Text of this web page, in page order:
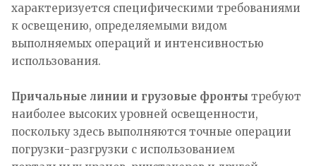
характеризуется специфическими требованиями
к освещению, определяемыми видом
выполняемых операций и интенсивностью
использования.
Причальные линии и грузовые фронты требуют
наиболее высоких уровней освещенности,
поскольку здесь выполняются точные операции
погрузки-разгрузки с использованием